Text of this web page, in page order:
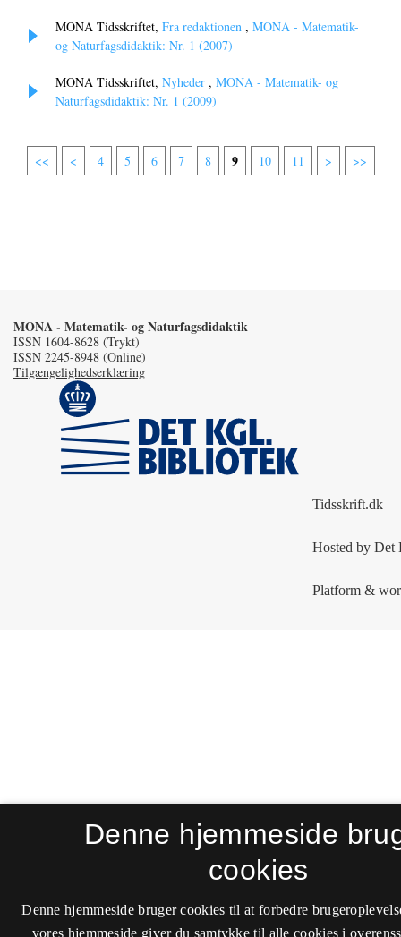
MONA Tidsskriftet, Fra redaktionen , MONA - Matematik-
og Naturfagsdidaktik: Nr. 1 (2007)
MONA Tidsskriftet, Nyheder , MONA - Matematik- og
Naturfagsdidaktik: Nr. 1 (2009)
<< < 4 5 6 7 8 9 10 11 > >>
MONA - Matematik- og Naturfagsdidaktik
ISSN 1604-8628 (Trykt)
ISSN 2245-8948 (Online)
Tilgængelighedserklæring
Denne hjemmeside
cookies
Denne hjemmeside bruger cookies til at forbedre
vores hjemmeside giver du samtykke til alle cookies i